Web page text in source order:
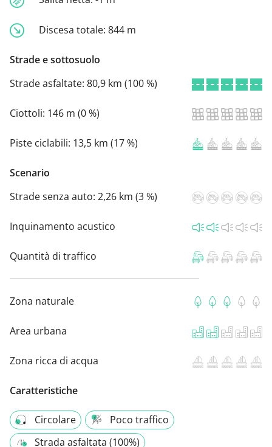
Discesa totale: 844 m
Strade e sottosuolo
Strade asfaltate: 80,9 km (100 %)
Ciottoli: 146 m (0 %)
Piste ciclabili: 13,5 km (17 %)
Scenario
Strade senza auto: 2,26 km (3 %)
Inquinamento acustico
Quantità di traffico
Zona naturale
Area urbana
Zona ricca di acqua
Caratteristiche
Circolare
Poco traffico
Strada asfaltata (100%)